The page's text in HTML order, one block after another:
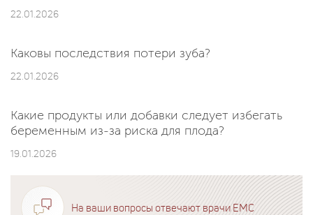
22.01.2026
Каковы последствия потери зуба?
22.01.2026
Какие продукты или добавки следует избегать
беременным из-за риска для плода?
19.01.2026
На ваши вопросы отвечают врачи EMC